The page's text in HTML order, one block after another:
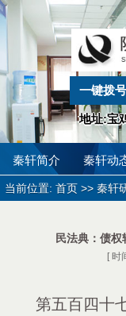
一键拨
地址:宝
秦轩简介 秦轩动
当前位置: 首页 >> 秦轩
民法典：债权
[ 时
第五百四十